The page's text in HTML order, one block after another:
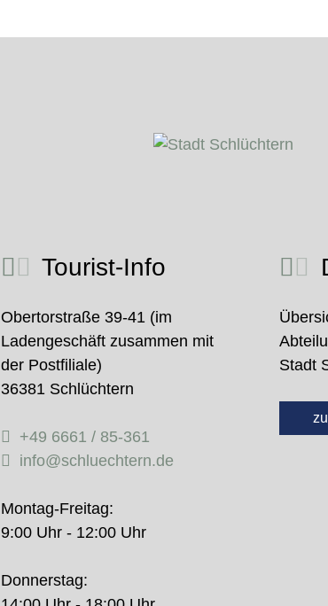
Tourist-Info
Obertorstraße 39-41 (im
Ladengeschäft zusammen mit
der Postfiliale)
36381 Schlüchtern
+49 6661 / 85-361
info@schluechtern.de
Montag-Freitag:
9:00 Uhr - 12:00 Uhr
Donnerstag:
Stadt